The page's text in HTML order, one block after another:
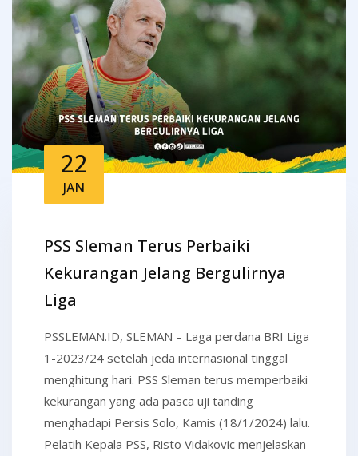
22
JAN
PSS Sleman Terus Perbaiki
Kekurangan Jelang Bergulirnya
Liga
PSSLEMAN.ID, SLEMAN – Laga perdana BRI Liga
1-2023/24 setelah jeda internasional tinggal
menghitung hari. PSS Sleman terus memperbaiki
kekurangan yang ada pasca uji tanding
menghadapi Persis Solo, Kamis (18/1/2024) lalu.
Pelatih Kepala PSS, Risto Vidakovic menjelaskan